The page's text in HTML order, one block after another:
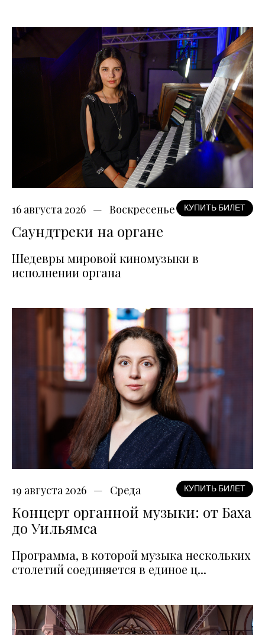
16 августа 2026 Воскресенье КУПИТЬ БИЛЕТ
Саундтреки на органе
Шедевры мировой киномузыки в
исполнении органа
19 августа 2026 Среда КУПИТЬ БИЛЕТ
Концерт органной музыки: от Баха
до Уильямса
Программа, в которой музыка нескольких
столетий соединяется в единое ц...